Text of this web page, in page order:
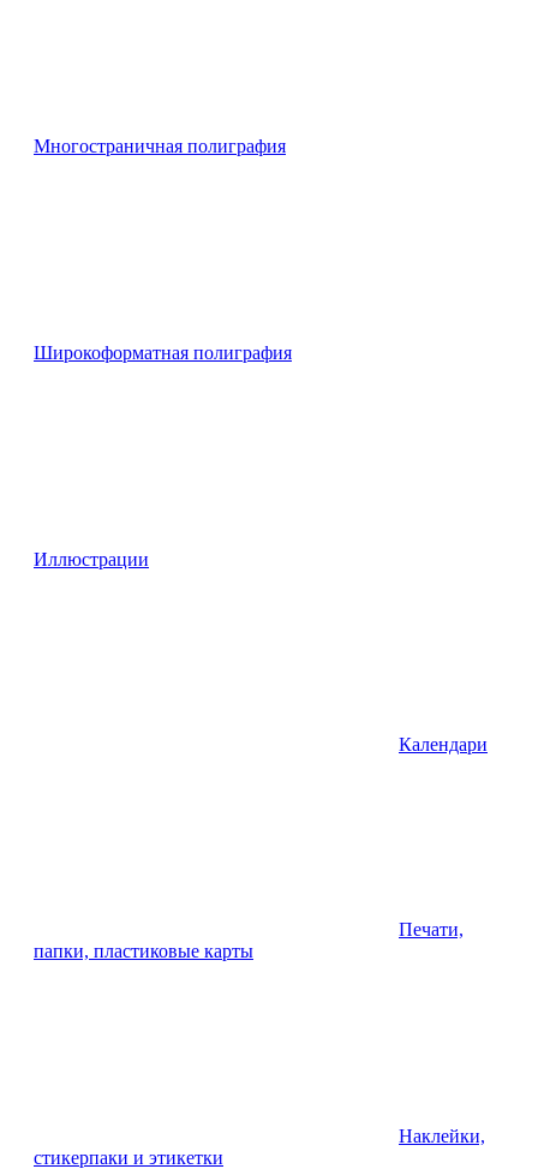
Многостраничная полиграфия
Широкоформатная полиграфия
Иллюстрации
Календари
Печати,
папки, пластиковые карты
Наклейки,
стикерпаки и этикетки